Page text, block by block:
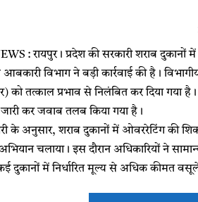
: रायपुर। प्रदेश की सरकारी शराब दुकानों
विभाग ने बड़ी कार्रवाई की है।
को तत्काल प्रभाव से निलंबित कर दिया
जारी कर जवाब तलब किया गया है।
के अनुसार, शराब दुकानों में ओवररेटिंग की
चलाया। इस दौरान अधिकारियों ने
दुकानों में निर्धारित मूल्य से अधिक कीमत